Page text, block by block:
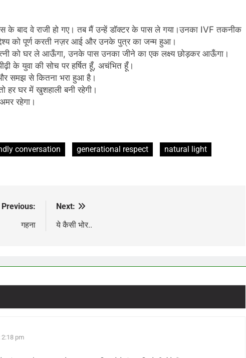
के बाद वे राजी हो गए। तब मैं उन्हें डॉक्टर के पास ले गया।उनका IVF तकनीक
को पूर्ण करती नज़र आई और उनके पुत्र का जन्म हुआ।
को घर ले आऊँगा, उनके पास उनका जीने का एक लक्ष्य छोड़कर आऊँगा।
के युवा की सोच पर हर्षित हूँ, अचंभित हूँ।
समझ से कितना भरा हुआ है।
हर घर में खुशहाली बनी रहेगी।
रहेगा।
conversation generational respect
natural light
Previous:
गहना
Next:
ये कैसी भोर..
pm